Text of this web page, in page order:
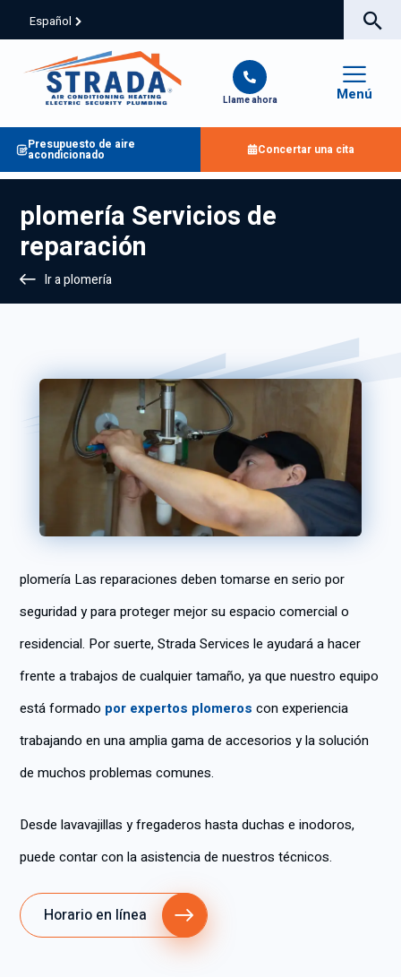
Español
Llame ahora Menú
Presupuesto de aire
acondicionado Concertar una cita
plomería Servicios de
reparación
Ir a plomería
plomería Las reparaciones deben tomarse en serio por
seguridad y para proteger mejor su espacio comercial o
residencial. Por suerte, Strada Services le ayudará a hacer
frente a trabajos de cualquier tamaño, ya que nuestro equipo
está formado por expertos plomeros con experiencia
trabajando en una amplia gama de accesorios y la solución
de muchos problemas comunes.
Desde lavavajillas y fregaderos hasta duchas e inodoros,
puede contar con la asistencia de nuestros técnicos.
Horario en línea